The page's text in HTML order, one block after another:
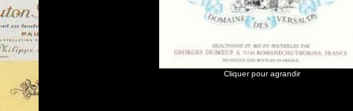
Cliquer pour agrandir